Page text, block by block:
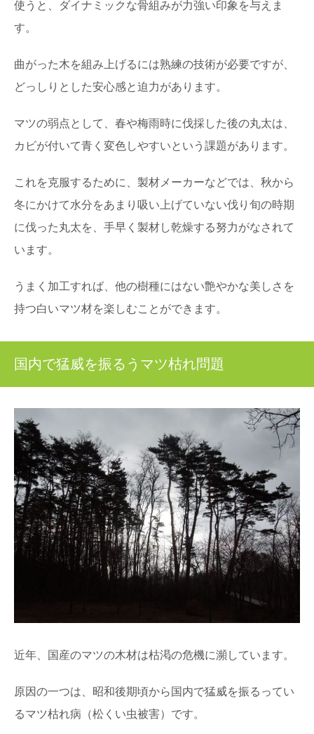
使うと、ダイナミックな骨組みが力強い印象を与えま
す。
曲がった木を組み上げるには熟練の技術が必要ですが、
どっしりとした安心感と迫力があります。
マツの弱点として、春や梅雨時に伐採した後の丸太は、
カビが付いて青く変色しやすいという課題があります。
これを克服するために、製材メーカーなどでは、秋から
冬にかけて水分をあまり吸い上げていない伐り旬の時期
に伐った丸太を、手早く製材し乾燥する努力がなされて
います。
うまく加工すれば、他の樹種にはない艶やかな美しさを
持つ白いマツ材を楽しむことができます。
国内で猛威を振るうマツ枯れ問題
近年、国産のマツの木材は枯渇の危機に瀕しています。
原因の一つは、昭和後期頃から国内で猛威を振るってい
るマツ枯れ病（松くい虫被害）です。